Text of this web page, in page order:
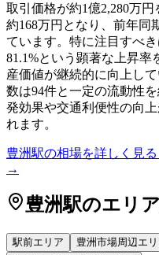
取引価格が約1億2,280万
約168万円となり、前年同
ています。特に注目すべ
81.1%という顕著な上昇
産価値が継続的に向上し
数は94件と一定の流動性
発効果や交通利便性の向
れます。
豊洲駅の相場を詳しく見
→
豊洲駅のエリ
駅前エリア 豊洲市場周辺エ